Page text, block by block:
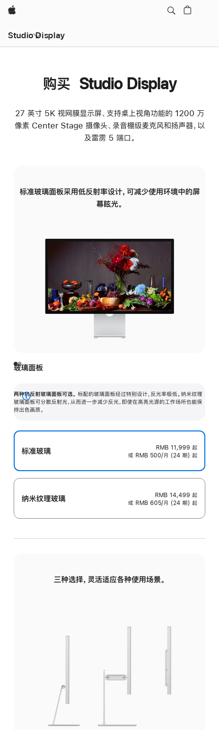
Apple
Studio Display
购买 Studio Display
27 英寸 5K 视网膜显示屏、支持桌上视角功能的 1200 万
像素 Center Stage 摄像头、录音棚级麦克风和扬声器，以
及雷雳 5 端口。
标准玻璃面板采用低反射率设计，可减少使用环境中的屏
幕眩光。
玻璃面板
两种抗反射玻璃面板可选。 标配的玻璃面板经过特别设计，反光率极低。纳米纹理
玻璃面板可分散反射光，从而进一步减少反光，即使在高亮光源的工作场所也能保
持出色画质。
展
开
标准玻璃 RMB 11,999 起
或 RMB 500/月 (24 期) 起
纳米纹理玻璃 RMB 14,499 起
或 RMB 605/月 (24 期) 起
三种选择，灵活适应各种使用场景。